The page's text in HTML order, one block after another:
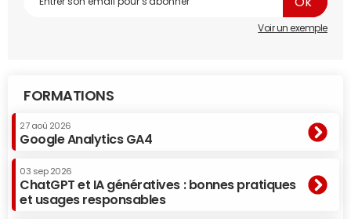
Voir un exemple
FORMATIONS
27 aoû 2026
Google Analytics GA4
03 sep 2026
ChatGPT et IA génératives : bonnes pratiques
et usages responsables